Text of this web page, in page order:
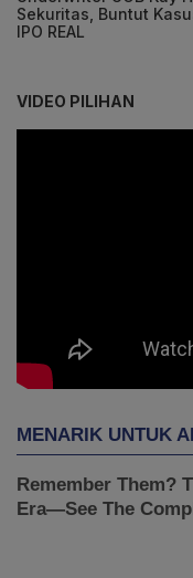
Sekuritas, Buntut
IPO REAL
VIDEO PILIHAN